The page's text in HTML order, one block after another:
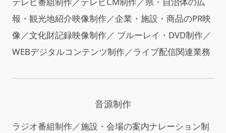
報・観光地紹介映像制作／企業・施設・商品のPR映
像／文化財記録映像制作／ ブルーレイ・DVD制作／
WEBデジタルコンテンツ制作／ライブ配信関連業務
音源制作
ラジオ番組制作／施設・会場の案内ナレーション制